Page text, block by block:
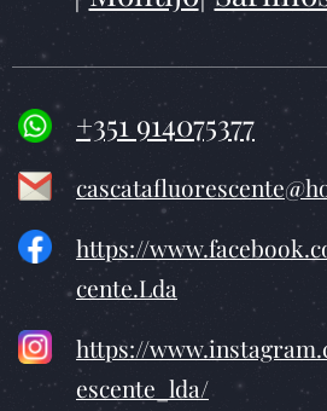
+351 914075377
https://
cente.Lda
https://
escente_lda/